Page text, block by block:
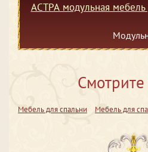
АСТРА модульная мебель
Мебель для спальни Мебель для